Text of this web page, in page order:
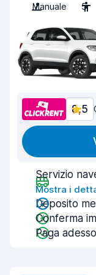
Manuale
5
8,5
Servizio
Mostra i
Deposito
Conferma
Paga adesso